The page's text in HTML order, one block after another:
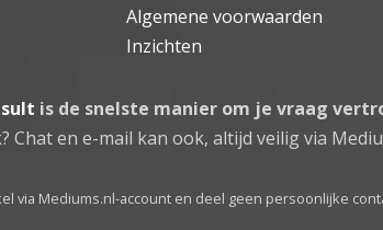
Algemene voorwaarden
Inzichten
is de snelste manier om je vraag
Chat en e-mail kan ook, altijd veilig via
via Mediums.nl-account en deel geen persoonlijke